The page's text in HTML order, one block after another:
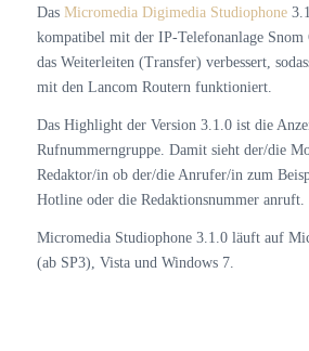
Das Micromedia Digimedia Studiophone
kompatibel mit der IP-Telefonanlage
das Weiterleiten (Transfer) verbessert,
mit den Lancom Routern funktioniert.
Das Highlight der Version 3.1.0 ist die
Rufnummerngruppe. Damit sieht der/die
Redaktor/in ob der/die Anrufer/in zum
Hotline oder die Redaktionsnummer anruft.
Micromedia Studiophone 3.1.0 läuft auf
(ab SP3), Vista und Windows 7.